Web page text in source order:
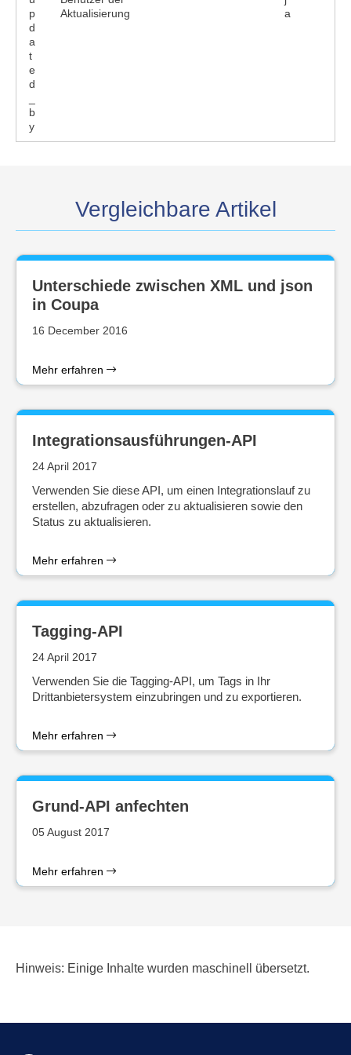
p
d
a
t
e
d
b
y
Aktualisierung
a
Vergleichbare Artikel
Unterschiede zwischen XML und json
in Coupa
16 December 2016
Mehr erfahren
Integrationsausführungen-API
24 April 2017
Verwenden Sie diese API, um einen Integrationslauf zu
erstellen, abzufragen oder zu aktualisieren sowie den
Status zu aktualisieren.
Mehr erfahren
Tagging-API
24 April 2017
Verwenden Sie die Tagging-API, um Tags in Ihr
Drittanbietersystem einzubringen und zu exportieren.
Mehr erfahren
Grund-API anfechten
05 August 2017
Mehr erfahren
Hinweis: Einige Inhalte wurden maschinell übersetzt.